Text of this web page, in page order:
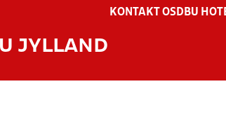
KONTAKT OS DBU
JYLLAND